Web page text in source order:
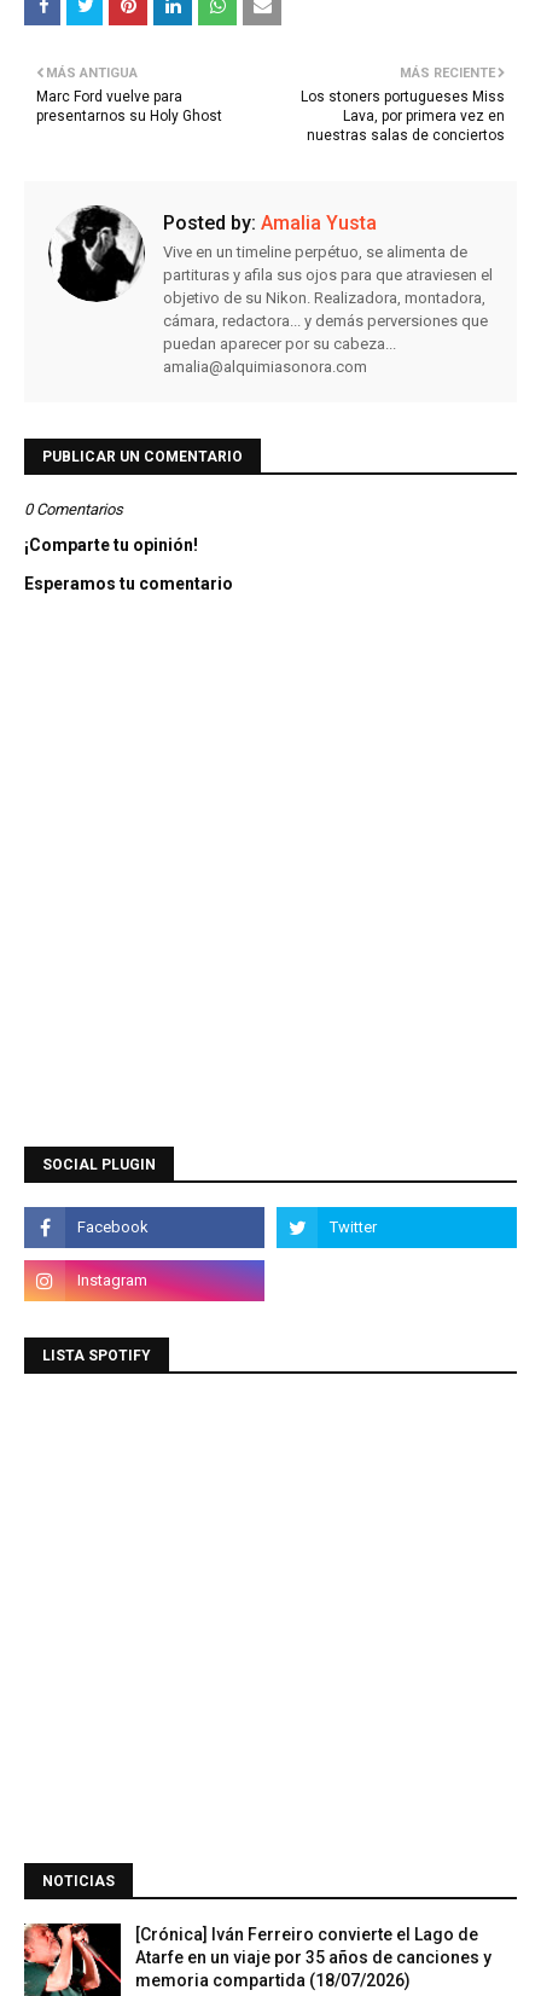
MÁS RECIENTE
Los stoners portugueses Miss
Lava, por primera vez en
nuestras salas de conciertos
MÁS ANTIGUA
Marc Ford vuelve para
presentarnos su Holy Ghost
Posted by: Amalia Yusta
Vive en un timeline perpétuo, se alimenta de
partituras y afila sus ojos para que atraviesen el
objetivo de su Nikon. Realizadora, montadora,
cámara, redactora... y demás perversiones que
puedan aparecer por su cabeza...
amalia@alquimiasonora.com
PUBLICAR UN COMENTARIO
0 Comentarios
¡Comparte tu opinión!
Esperamos tu comentario
SOCIAL PLUGIN
LISTA SPOTIFY
NOTICIAS
[Crónica] Iván Ferreiro convierte el Lago de
Atarfe en un viaje por 35 años de canciones y
memoria compartida (18/07/2026)